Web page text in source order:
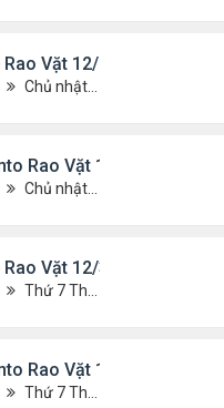
Vặt 12/10/21- 12/17/21
Chủ nhật Tháng 12 12, 2021 12:58 pm
Rao Vặt 12/10/21- 12/
Chủ nhật Tháng 12 12, 2021 12:54 pm
Vặt 12/3/21- 12/10/21
Thứ 7 Tháng 12 04, 2021 7:42 pm
Rao Vặt 12/3/21- 12/10/
Thứ 7 Tháng 12 04, 2021 7:38 pm